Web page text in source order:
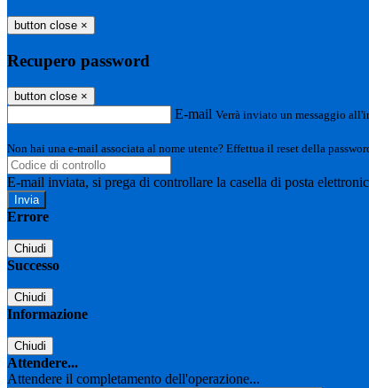
button close ×
Recupero password
button close ×
E-mail Verrà inviato un messaggio
Non hai una e-mail associata al nome utente? Effettua il reset della
E-mail inviata, si prega di controllare la casella di posta
Errore
Chiudi
Successo
Chiudi
Informazione
Chiudi
Attendere...
Attendere il completamento dell'operazione...